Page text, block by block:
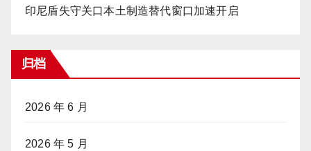
印尼盾失守关口本土制造替代窗口加速开启
归档
2026 年 6 月
2026 年 5 月